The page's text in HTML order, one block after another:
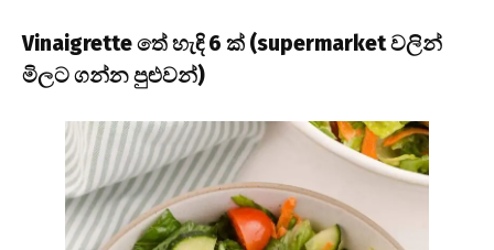
Vinaigrette තේ හැඳි 6 ක් (supermarket වලින්
මිලට ගන්න පුළුවන්)